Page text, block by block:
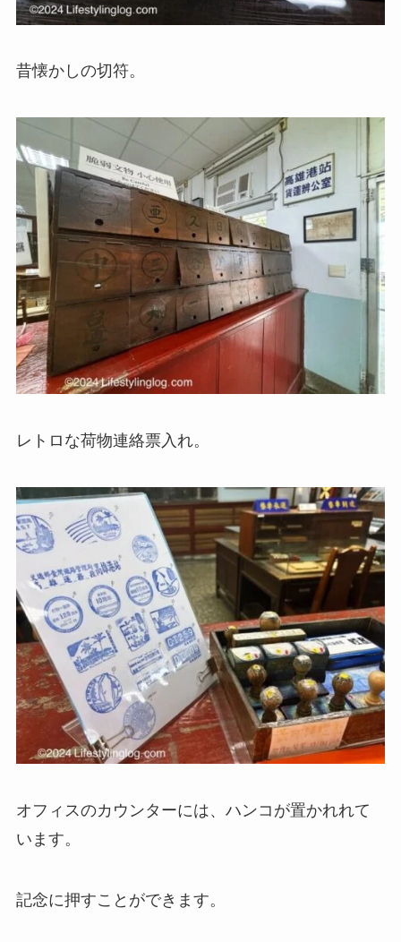
昔懐かしの切符。
レトロな荷物連絡票入れ。
オフィスのカウンターには、ハンコが置かれれて
います。
記念に押すことができます。